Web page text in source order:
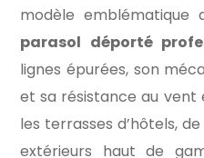
modèle emblématique
parasol déporté
lignes épurées, son
et sa résistance au vent
les terrasses d’hôtels,
extérieurs haut de